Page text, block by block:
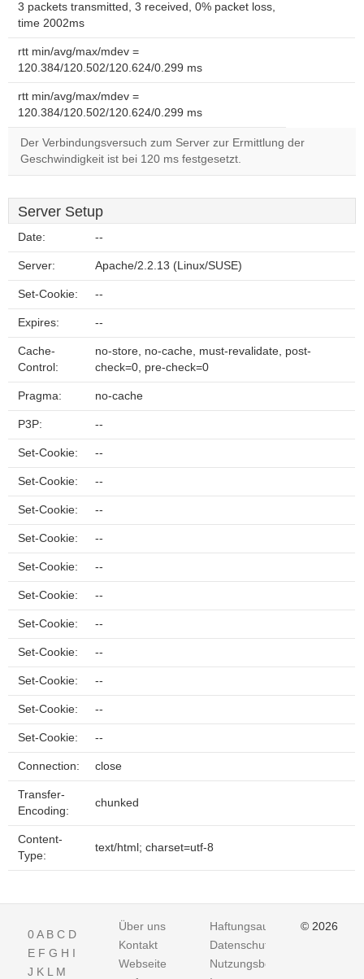
3 packets transmitted, 3 received, 0% packet loss,
time 2002ms
rtt min/avg/max/mdev =
120.384/120.502/120.624/0.299 ms
rtt min/avg/max/mdev =
120.384/120.502/120.624/0.299 ms
Der Verbindungsversuch zum Server zur Ermittlung der
Geschwindigkeit ist bei 120 ms festgesetzt.
Server Setup
Date: --
Server: Apache/2.2.13 (Linux/SUSE)
Set-Cookie: --
Expires: --
Cache-
Control:
no-store, no-cache, must-revalidate, post-
check=0, pre-check=0
Pragma: no-cache
P3P: --
Set-Cookie: --
Set-Cookie: --
Set-Cookie: --
Set-Cookie: --
Set-Cookie: --
Set-Cookie: --
Set-Cookie: --
Set-Cookie: --
Set-Cookie: --
Set-Cookie: --
Set-Cookie: --
Connection: close
Transfer-
Encoding:
chunked
Content-
Type:
text/html; charset=utf-8
0A B C D
E F G H I
J K L M
Über uns
Kontakt
Webseite
Haftungsausschluss
Datenschutz
Nutzungsbedingungen
© 2026